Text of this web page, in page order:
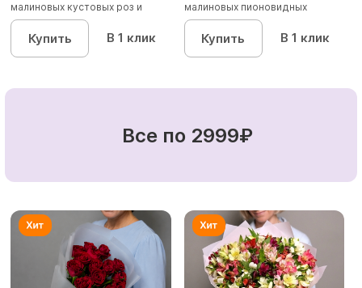
малиновых кустовых роз и
альстроме...
Купить В 1 клик
малиновых пионовидных
кустовых роз...
Купить В 1 клик
Все по 2999₽